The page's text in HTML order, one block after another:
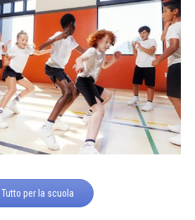
Tutto per la scuola